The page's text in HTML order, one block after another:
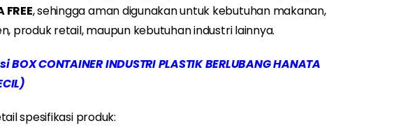
FREE, sehingga aman digunakan untuk kebutuhan makanan,
produk retail, maupun kebutuhan industri lainnya.
CONTAINER INDUSTRI PLASTIK BERLUBANG HANATA
spesifikasi produk: